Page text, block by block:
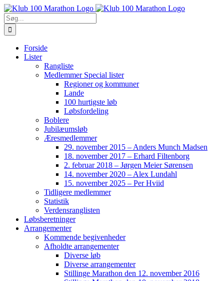
Skip
to
content
Søg
efter:
Forside
Lister
Rangliste
Medlemmer Special lister
Regioner og kommuner
Lande
100 hurtigste løb
Løbsfordeling
Boblere
Jubilæumsløb
Æresmedlemmer
29. november 2015 – Anders Munch Madsen
18. november 2017 – Erhard Filtenborg
2. februar 2018 – Jørgen Meier Sørensen
14. november 2020 – Alex Lundahl
15. november 2025 – Per Hviid
Tidligere medlemmer
Statistik
Verdensranglisten
Løbsberetninger
Arrangementer
Kommende begivenheder
Afholdte arrangementer
Diverse løb
Diverse arrangementer
Stillinge Marathon den 12. november 2016